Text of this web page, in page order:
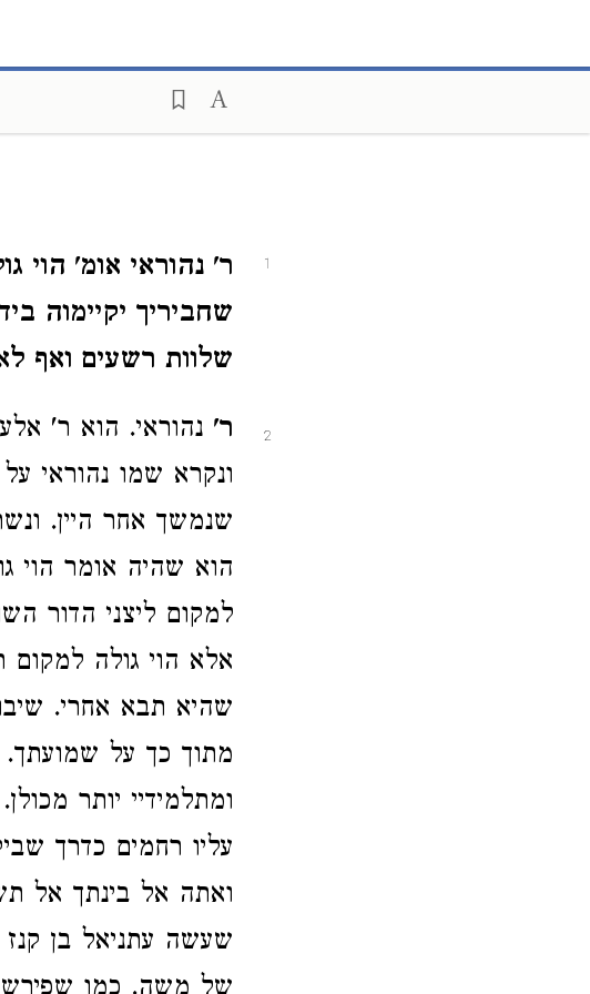
1
ר' נהוראי אומ' הוי
שחביריך יקיימוה
שלוות רשעים ואף
2 ר' נהוראי. הוא ר'
ונקרא שמו נהוראי
שנמשך אחר היין.
הוא שהיה אומר הוי
למקום ליצני הדור
אלא הוי גולה
שהיא תבא אחרי.
מתוך כך על
ומתלמידיי יותר
עליו רחמים כדרך
ואתה אל בינתך אל
שעשה עתניאל בן